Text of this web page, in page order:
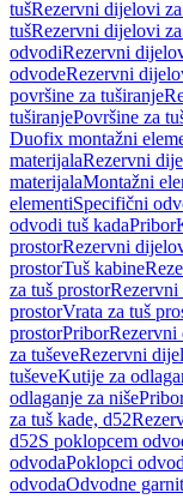
tušRezervni dijelovi
tušRezervni dijelovi
odvodiRezervni
odvodeRezervni
površine za tuširanje
tuširanjePovršine za
Duofix montažni
materijalaRezervni
materijalaMontažni
elementiSpecifični
odvodi tuš kadaPribor
prostorRezervni
prostorTuš kabine
za tuš prostorRezervni
prostorVrata za tuš
prostorPriborRezervni
za tuševeRezervni
tuševeKutije za
odlaganje za niše
za tuš kade, d52
d52S poklopcem
odvodaPoklopci
odvodaOdvodne